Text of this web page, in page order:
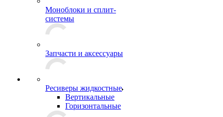
Моноблоки и сплит-
системы
Запчасти и аксессуары
Ресиверы жидкостные
Вертикальные
Горизонтальные